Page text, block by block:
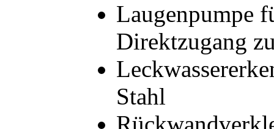
Laugenpumpe
Direktzugang
Stahl